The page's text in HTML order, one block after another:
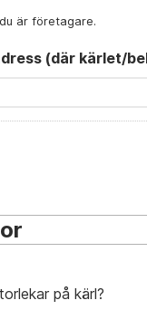
är företagare.
(där kärlet/
på kärl?